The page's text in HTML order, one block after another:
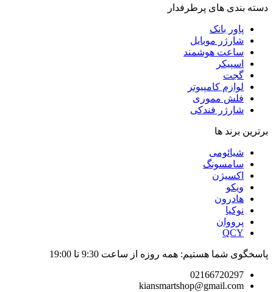
دسته بندی های پرطرفدار
پاور بانک
شارژر موبایل
ساعت هوشمند
اسپیکر
گجت
لوازم کامپیوتر
فلش مموری
شارژر فندکی
برترین برند ها
شیائومی
سامسونگ
اکسیژن
ویکو
هادرون
نوکیا
پرووان
QCY
پاسخگوی شما هستیم: همه روزه از ساعت 9:30 تا 19:00
02166720297
kiansmartshop@gmail.com